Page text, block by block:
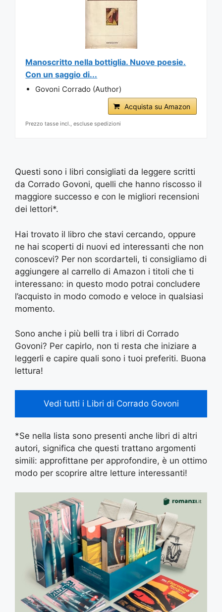
Manoscritto nella bottiglia. Nuove poesie.
Con un saggio di...
Govoni Corrado (Author)
Acquista su Amazon
Prezzo tasse incl., escluse spedizioni
Questi sono i libri consigliati da leggere scritti
da Corrado Govoni, quelli che hanno riscosso il
maggiore successo e con le migliori recensioni
dei lettori*.
Hai trovato il libro che stavi cercando, oppure
ne hai scoperti di nuovi ed interessanti che non
conoscevi? Per non scordarteli, ti consigliamo di
aggiungere al carrello di Amazon i titoli che ti
interessano: in questo modo potrai concludere
l’acquisto in modo comodo e veloce in qualsiasi
momento.
Sono anche i più belli tra i libri di Corrado
Govoni? Per capirlo, non ti resta che iniziare a
leggerli e capire quali sono i tuoi preferiti. Buona
lettura!
Vedi tutti i Libri di Corrado Govoni
*Se nella lista sono presenti anche libri di altri
autori, significa che questi trattano argomenti
simili: approfittane per approfondire, è un ottimo
modo per scoprire altre letture interessanti!